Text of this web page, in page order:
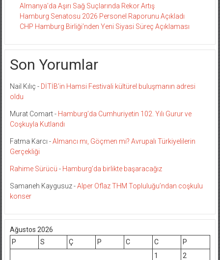
Almanya’da Aşırı Sağ Suçlarında Rekor Artış
Hamburg Senatosu 2026 Personel Raporunu Açıkladı
CHP Hamburg Birliği’nden Yeni Siyasi Süreç Açıklaması
Son Yorumlar
Nail Kılıç - DİTİB’in Hamsi Festivali kültürel buluşmanın adresi
oldu
Murat Comart- Hamburg’da Cumhuriyetin 102. Yılı Gurur ve
Coşkuyla Kutlandı
Fatma Karcı -Almancı mı, Göçmen mi? Avrupalı Türkiyelilerin
Gerçekliği
Rahime Sürücü - Hamburg’da birlikte başaracağız
Samaneh Kaygusuz-Alper Oflaz THM Topluluğu’ndan coşkulu
konser
Ağustos 2026
P
S Ç P C C
P
1
2